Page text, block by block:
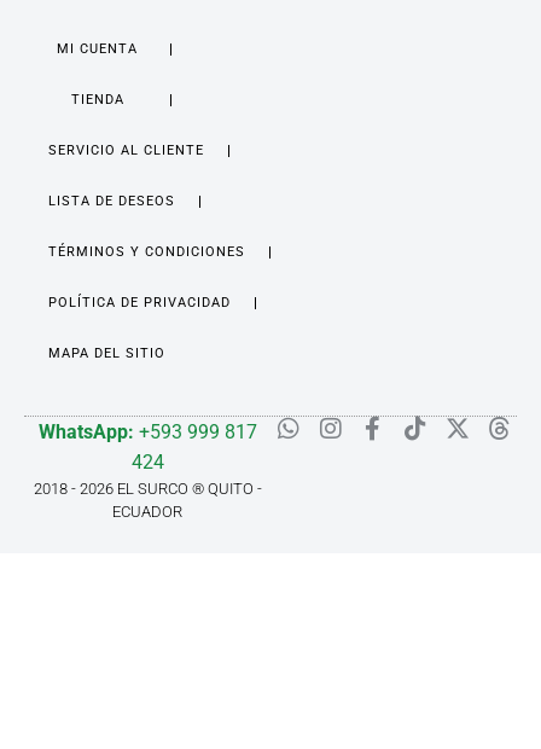
MI CUENTA
TIENDA
SERVICIO AL CLIENTE
LISTA DE DESEOS
TÉRMINOS Y CONDICIONES
POLÍTICA DE PRIVACIDAD
MAPA DEL SITIO
WhatsApp: +593 999 817
424
2018 - 2026 EL SURCO ® QUITO -
ECUADOR